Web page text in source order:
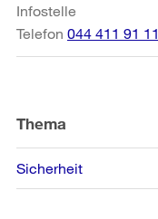
Infostelle
Telefon 044 411 91 11
Thema
Sicherheit